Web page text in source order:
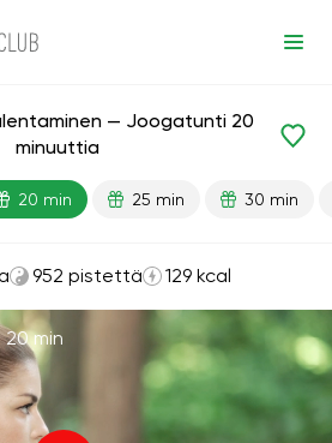
Paine
— Joogatunti 20
minuuttia
20 min 25 min 30 min
952 pistettä 129 kcal
20 min